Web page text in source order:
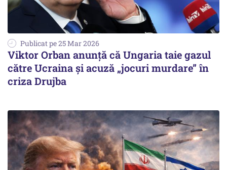
Publicat pe 25 Mar 2026
Viktor Orban anunță că Ungaria taie gazul
către Ucraina și acuză „jocuri murdare” în
criza Drujba